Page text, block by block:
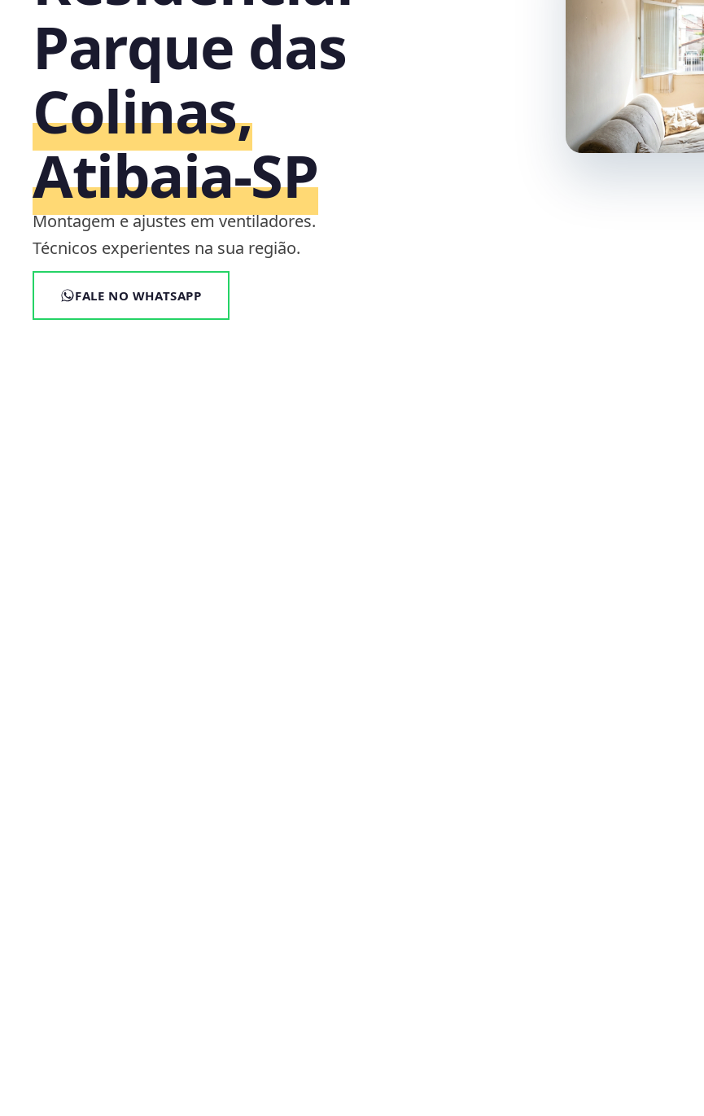
Parque das
Colinas,
Atibaia‑SP
Montagem e ajustes em ventiladores.
Técnicos experientes na sua região.
FALE NO WHATSAPP